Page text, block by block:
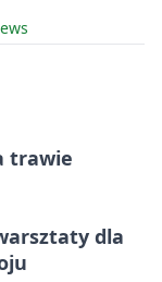
trawie
dla